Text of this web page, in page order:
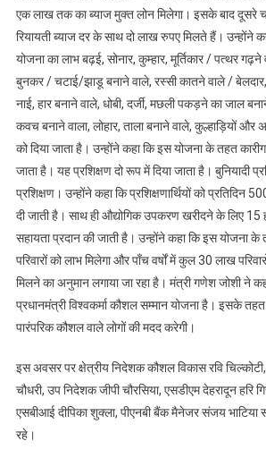
एक लाख तक का ब्याज मुक्त लोन मिलेगा। इसके बाद दूसरे
रियायती ब्याज दर के साथ दो लाख रुपए मिलते हैं। उन्होंने
योजना का लाभ बढ़ई, सोनार, कुम्हार, मूर्तिकार / पत्थर गढ़ने
बुनकर / चटाई/झाडू बनाने वाले, रस्सी कातने वाले / बेलदार,
नाई, हार बनाने वाले, धोबी, दर्जी, मछली पकड़ने का जाल
कवच बनाने वाला, लोहार, ताला बनाने वाले, कुल्हाड़ियों और
को दिया जाता है। उन्होंने कहा कि इस योजना के तहत
जाता है। यह प्रशिक्षण दो रूप में दिया जाता है। बुनियादी
प्रशिक्षण। उन्होंने कहा कि प्रशिक्षणार्थियों को प्रतिदिन
दी जाती है। साथ ही औद्योगिक उपकरण खरीदने के लिए 15
सहायता प्रदान की जाती है। उन्होंने कहा कि इस योजना
परिवारों को लाभ मिलेगा और पाँच वर्षों में कुल 30 लाख
मिलने का अनुमान लगाया जा रहा है। मंत्री गणेश जोशी ने
प्रधानमंत्री विश्वकर्मा कौशल सम्मान योजना है। इसके
पारंपरिक कौशल वाले लोगों की मदद करेगी।
इस अवसर पर क्षेत्रीय निदेशक कौशल विकास रवि
चौधरी, उप निदेशक जीपी चौरसिया, एसडीएम देहरादून हरि
एसबीआई दीपिका शुक्ला, पीएनबी बैंक मैनेजर संजय भाटिया
रहे।